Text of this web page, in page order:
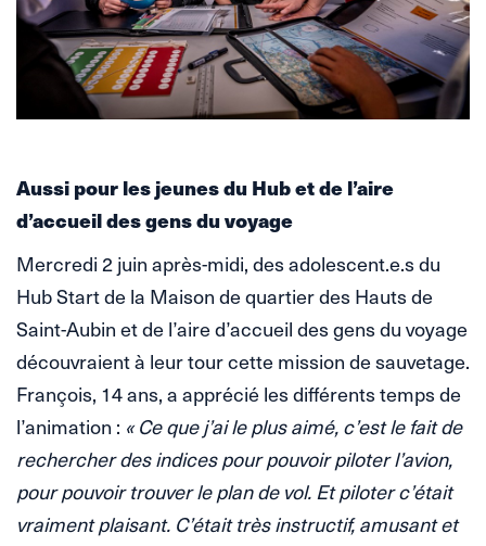
Aussi pour les jeunes du Hub et de l’aire
d’accueil des gens du voyage
Mercredi 2 juin après-midi, des adolescent.e.s du
Hub Start de la Maison de quartier des Hauts de
Saint-Aubin et de l’aire d’accueil des gens du voyage
découvraient à leur tour cette mission de sauvetage.
François, 14 ans, a apprécié les différents temps de
l’animation : « Ce que j’ai le plus aimé, c’est le fait de
rechercher des indices pour pouvoir piloter l’avion,
pour pouvoir trouver le plan de vol. Et piloter c’était
vraiment plaisant. C’était très instructif, amusant et